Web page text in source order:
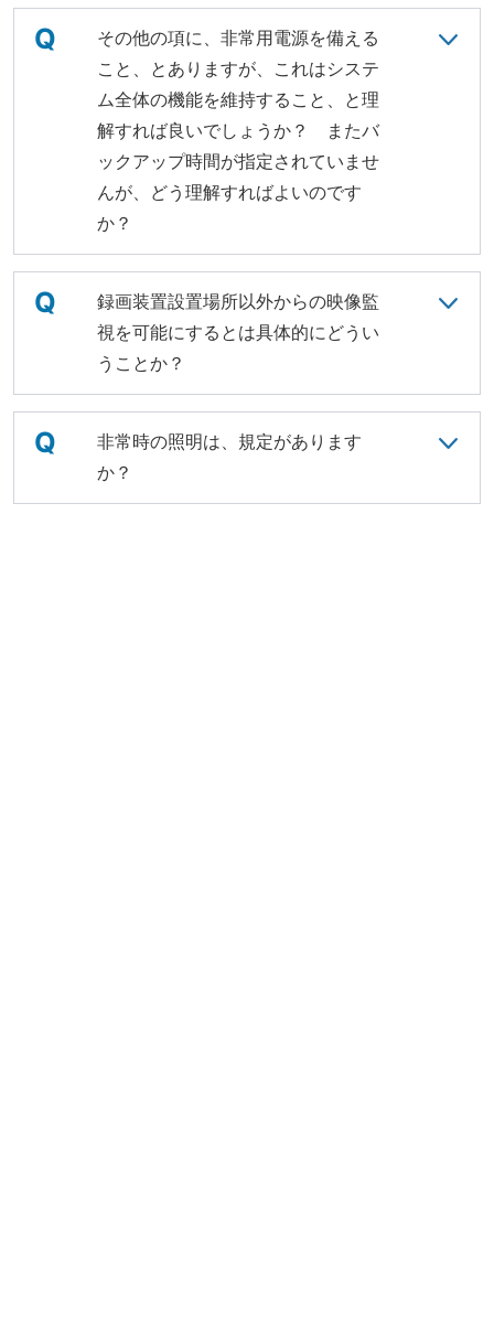
Q
その他の項に、非常用電源を備える
こと、とありますが、これはシステ
ム全体の機能を維持すること、と理
解すれば良いでしょうか？ またバ
ックアップ時間が指定されていませ
んが、どう理解すればよいのです
か？
Q
録画装置設置場所以外からの映像監
視を可能にするとは具体的にどうい
うことか？
Q
非常時の照明は、規定があります
か？